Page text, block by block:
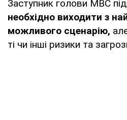
Заступник голови МВС
необхідно виходити з
можливого сценарію,
ті чи інші ризики та